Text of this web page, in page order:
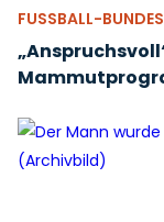
FUSSBALL-